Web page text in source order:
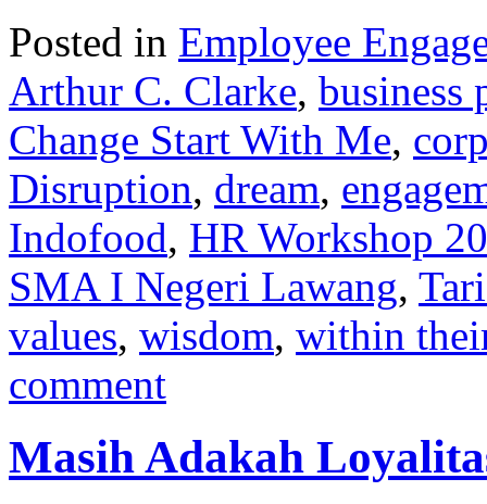
Posted in Employee
Arthur C. Clarke, business
Change Start With Me,
Disruption, dream,
Indofood, HR Workshop
SMA I Negeri Lawang,
values, wisdom, within
comment
Masih Adakah